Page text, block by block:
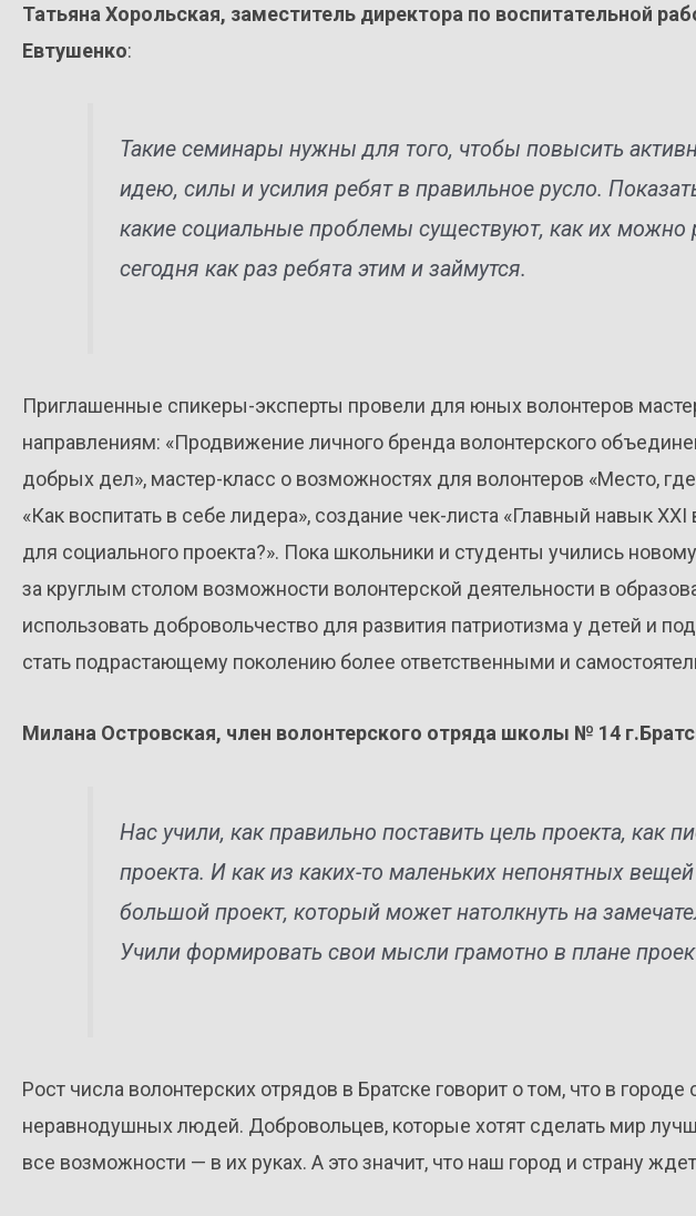
Татьяна Хорольская, заместитель директора по воспитательной
Евтушенко:
Такие семинары нужны для того, чтобы повысить
идею, силы и усилия ребят в правильное русло.
какие социальные проблемы существуют, как их можно
сегодня как раз ребята этим и займутся.
Приглашенные спикеры-эксперты провели для юных волонтеров
направлениям: «Продвижение личного бренда волонтерского
добрых дел», мастер-класс о возможностях для волонтеров «Место,
«Как воспитать в себе лидера», создание чек-листа «Главный навык XXI
для социального проекта?». Пока школьники и студенты учились
за круглым столом возможности волонтерской деятельности в
использовать добровольчество для развития патриотизма у детей и
стать подрастающему поколению более ответственными и
Милана Островская, член волонтерского отряда школы № 14
Нас учили, как правильно поставить цель проекта, как
проекта. И как из каких-то маленьких непонятных
большой проект, который может натолкнуть на
Учили формировать свои мысли грамотно в плане
Рост числа волонтерских отрядов в Братске говорит о том, что в
неравнодушных людей. Добровольцев, которые хотят сделать мир
все возможности — в их руках. А это значит, что наш город и страну